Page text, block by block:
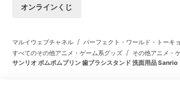
オンラインくじ
マルイウェブチャネル / パーフェクト・ワールド・トーキ
すべてのその他アニメ・ゲーム系グッズ / その他アニメ・
サンリオ ポムポムプリン 歯ブラシスタンド 洗面用品 Sanrio